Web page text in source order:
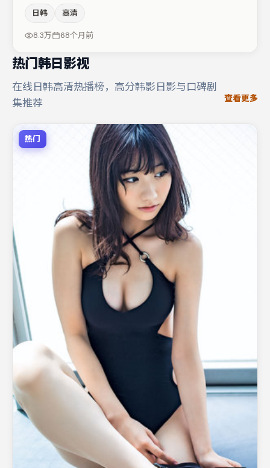
中承担叙事驱动，段奕宏、蒋奇明分别提供反差与喜剧/悬
疑调剂（视场次而定）。若你偏爱强类型与清晰主线，这部
作品值得关注。
日韩 高清
8.3万 68个月前
热门韩日影视
在线日韩高清热播榜，高分韩影日影与口碑剧
集推荐
查看更多
热门